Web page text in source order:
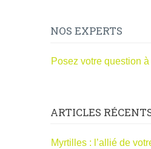
NOS EXPERTS
Posez votre question
ARTICLES
Myrtilles : l’allié de